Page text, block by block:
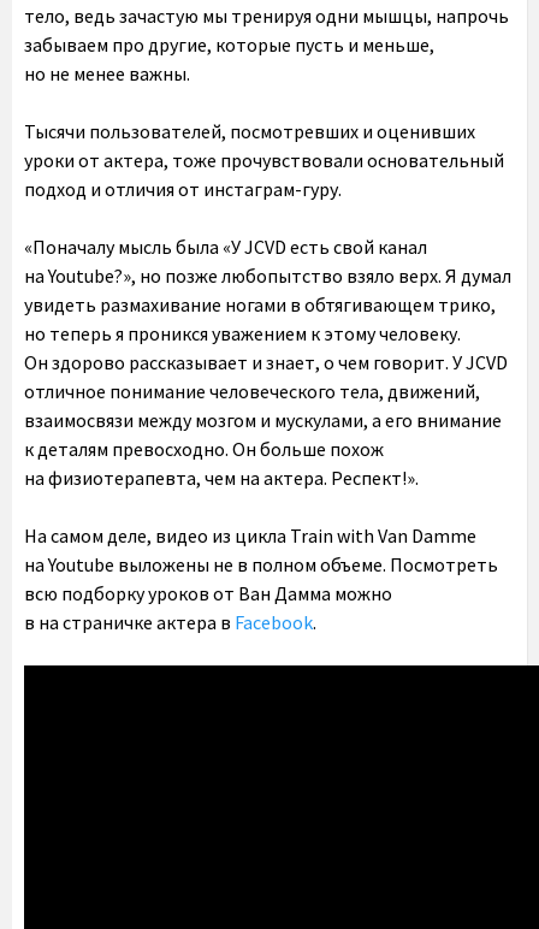
тело, ведь зачастую мы тренируя одни мышцы, напрочь
забываем про другие, которые пусть и меньше,
но не менее важны.
Тысячи пользователей, посмотревших и оценивших
уроки от актера, тоже прочувствовали основательный
подход и отличия от инстаграм-гуру.
«Поначалу мысль была «У JCVD есть свой канал
на Youtube?», но позже любопытство взяло верх. Я думал
увидеть размахивание ногами в обтягивающем трико,
но теперь я проникся уважением к этому человеку.
Он здорово рассказывает и знает, о чем говорит. У JCVD
отличное понимание человеческого тела, движений,
взаимосвязи между мозгом и мускулами, а его внимание
к деталям превосходно. Он больше похож
на физиотерапевта, чем на актера. Респект!».
На самом деле, видео из цикла Train with Van Damme
на Youtube выложены не в полном объеме. Посмотреть
всю подборку уроков от Ван Дамма можно
в на страничке актера в Facebook.